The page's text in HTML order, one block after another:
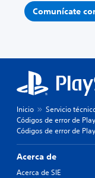
Comunícate
Inicio
Servicio
Códigos de error de
Códigos de error de
Acerca de
Acerca de SIE